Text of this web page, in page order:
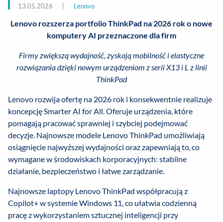
13.05.2026 Lenovo
Lenovo rozszerza portfolio ThinkPad na 2026 rok o nowe
komputery AI przeznaczone dla firm
Firmy zwiększą wydajność, zyskają mobilność i elastyczne
rozwiązania dzięki nowym urządzeniom z serii X13 i L z linii
ThinkPad
Lenovo rozwija ofertę na 2026 rok i konsekwentnie realizuje
koncepcję Smarter AI for All. Oferuje urządzenia, które
pomagają pracować sprawniej i szybciej podejmować
decyzje. Najnowsze modele Lenovo ThinkPad umożliwiają
osiągnięcie najwyższej wydajności oraz zapewniają to, co
wymagane w środowiskach korporacyjnych: stabilne
działanie, bezpieczeństwo i łatwe zarządzanie.
Najnowsze laptopy Lenovo ThinkPad współpracują z
Copilot+ w systemie Windows 11, co ułatwia codzienną
pracę z wykorzystaniem sztucznej inteligencji przy